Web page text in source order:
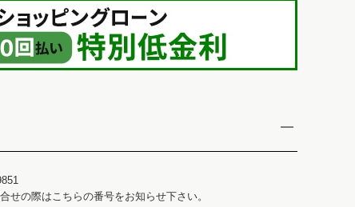
せの際はこちらの番号をお知らせ下さい。